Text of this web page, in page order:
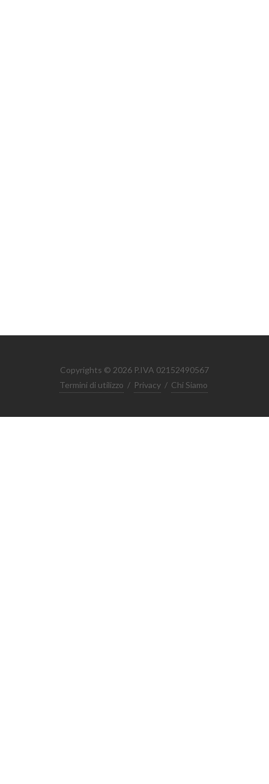
Copyrights © 2026 P.IVA 02152490567
Termini di utilizzo / Privacy / Chi Siamo